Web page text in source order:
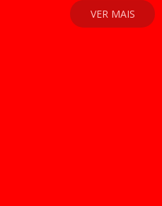
VER MAIS